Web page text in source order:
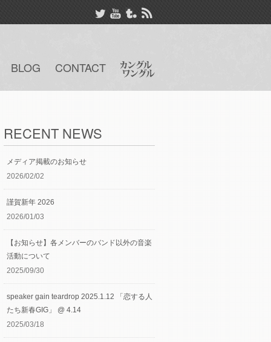
BLOG CONTACT
RECENT NEWS
メディア掲載のお知らせ
2026/02/02
謹賀新年 2026
2026/01/03
【お知らせ】各メンバーのバンド以外の音楽
活動について
2025/09/30
speaker gain teardrop 2025.1.12 「恋する人
たち新春GIG」 @ 4.14
2025/03/18